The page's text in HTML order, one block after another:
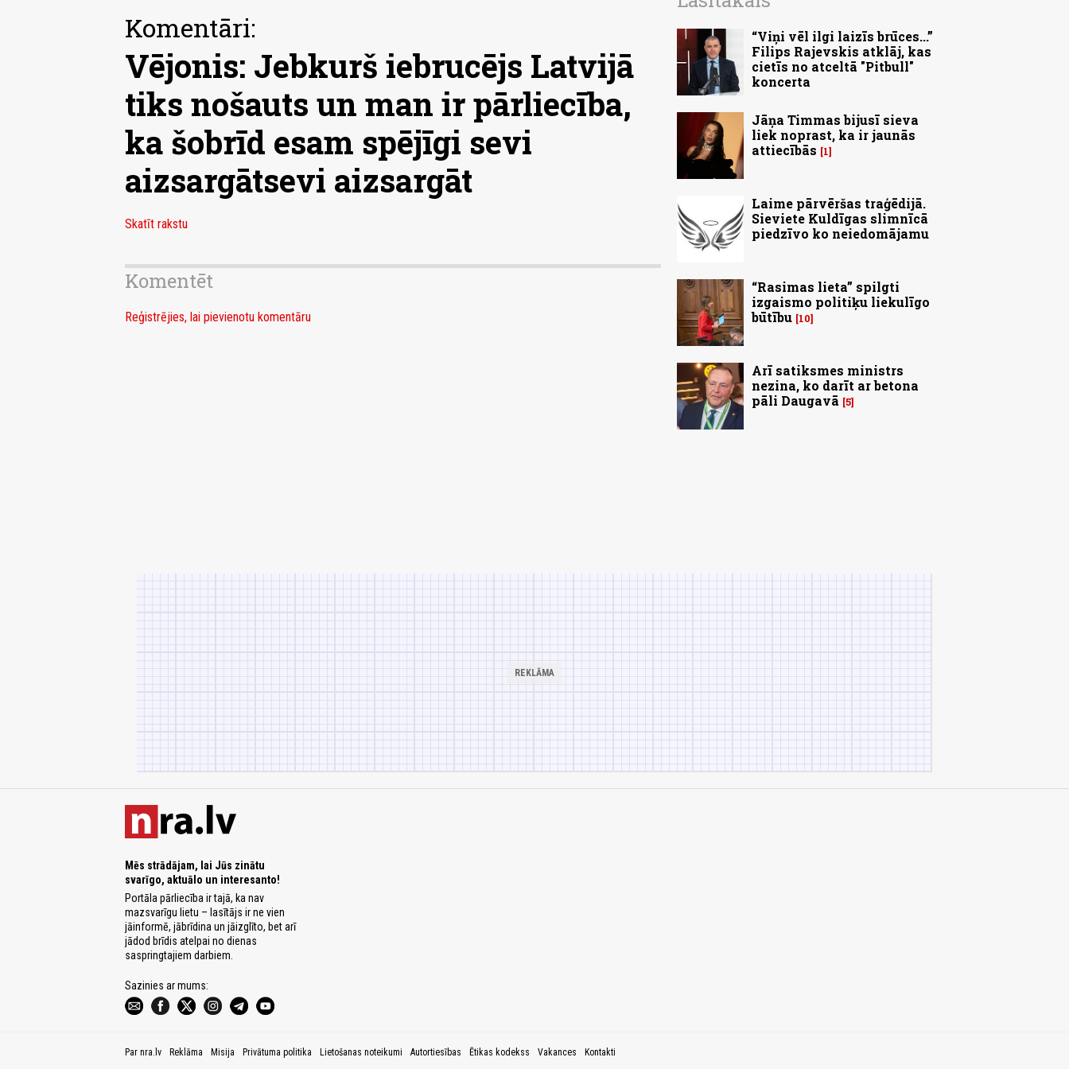
Komentāri:
Vējonis: Jebkurš iebrucējs Latvijā
tiks nošauts un man ir pārliecība,
ka šobrīd esam spējīgi sevi
aizsargātsevi aizsargāt
Skatīt rakstu
Komentēt
Reģistrējies, lai pievienotu komentāru
“Viņi vēl ilgi laizīs brūces...”
Filips Rajevskis atklāj, kas
cietīs no atceltā "Pitbull"
koncerta
Jāņa Timmas bijusī sieva
liek noprast, ka ir jaunās
attiecībās
1
Laime pārvēršas traģēdijā.
Sieviete Kuldīgas slimnīcā
piedzīvo ko neiedomājamu
“Rasimas lieta” spilgti
izgaismo politiķu liekulīgo
būtību 10
Arī satiksmes ministrs
nezina, ko darīt ar betona
pāli Daugavā 5
Mēs strādājam, lai Jūs zinātu
svarīgo, aktuālo un interesanto!
Portāla pārliecība ir tajā, ka nav
mazsvarīgu lietu – lasītājs ir ne vien
jāinformē, jābrīdina un jāizglīto, bet arī
jādod brīdis atelpai no dienas
saspringtajiem darbiem.
Sazinies ar mums:
Par nra.lv Reklāma Misija Privātuma politika Lietošanas noteikumi Autortiesības Ētikas kodekss Vakances Kontakti